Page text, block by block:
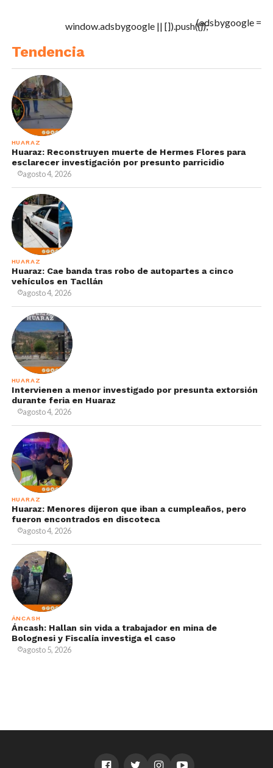
(adsbygoogle =
window.adsbygoogle || []).push({});
Tendencia
HUARAZ
Huaraz: Reconstruyen muerte de Hermes Flores para
esclarecer investigación por presunto parricidio
agosto 4, 2026
HUARAZ
Huaraz: Cae banda tras robo de autopartes a cinco
vehículos en Tacllán
agosto 4, 2026
HUARAZ
Intervienen a menor investigado por presunta extorsión
durante feria en Huaraz
agosto 4, 2026
HUARAZ
Huaraz: Menores dijeron que iban a cumpleaños, pero
fueron encontrados en discoteca
agosto 4, 2026
ÁNCASH
Áncash: Hallan sin vida a trabajador en mina de
Bolognesi y Fiscalía investiga el caso
agosto 5, 2026